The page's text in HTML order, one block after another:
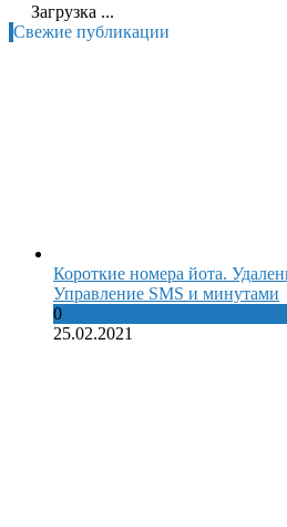
Загрузка ...
Свежие публикации
Короткие номера йота.
Управление SMS и минутами
0
25.02.2021